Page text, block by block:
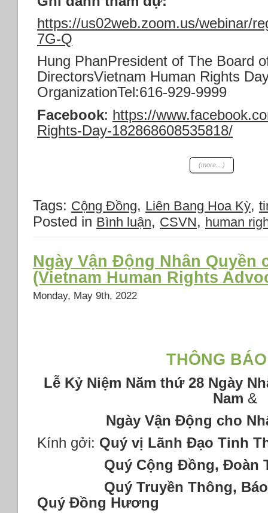
https://us02web.zoom.us/webinar/
7G-Q
Hung PhanPresident of The Board
DirectorsVietnam Human Rights
OrganizationTel:616-929-9999
Facebook: https://
Rights-Day-182868608535818/
(more…)
Tags: Cộng Đồng, Liên Bang Hoa Kỳ,
Posted in Bình luận, CSVN, human
Ngày Vận Động Nhân Quyền
(Vietnam Human Rights
Monday, May 9th, 2022
THÔNG
Lễ Kỷ Niệm Năm thứ 28 Ngày
Nam &
Ngày Vận Động cho
Kính gởi: Quý vị Lãnh Đạo Tinh
Quý Cộng Đồng, Đoàn
Quý Truyền Thông, Báo
Quý Đồng Hương